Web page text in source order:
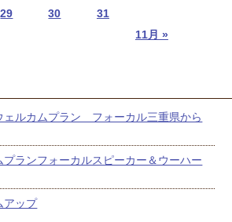
11月 »
29 30 31
ェルカムプラン フォーカル三重県から
プランフォーカルスピーカー＆ウーハー
アップ